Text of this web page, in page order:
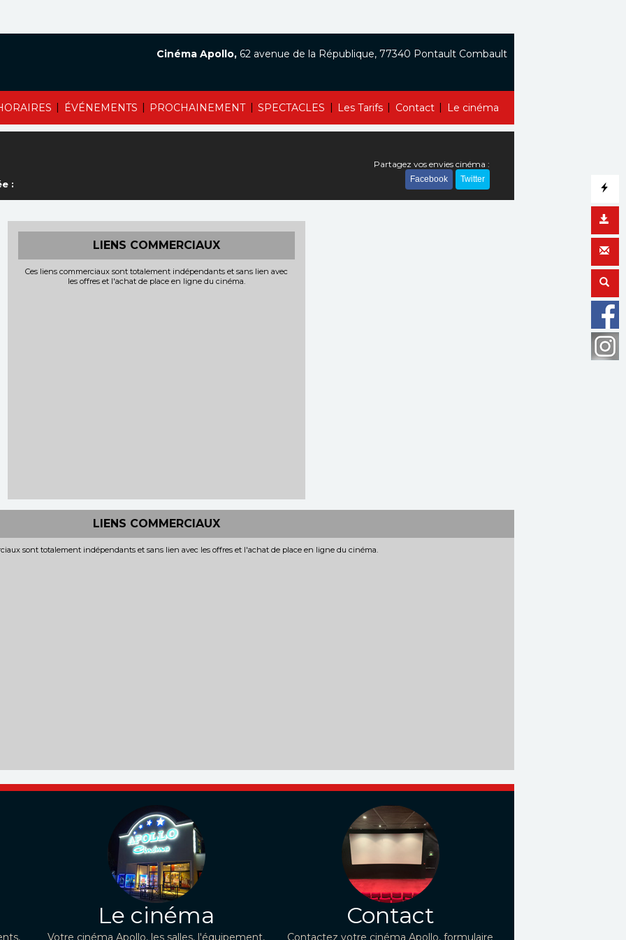
| ÉVÉNEMENTS | PROCHAINEMENT | SPECTACLES | Les Tarifs | Contact | Le cinéma
Cinéma Apollo, 62 avenue de la République, 77340 Pontault Combault
:
Partagez vos envies cinéma :
Facebook Twitter
LIENS COMMERCIAUX
Ces liens commerciaux sont totalement indépendants et sans lien avec
les offres et l'achat de place en ligne du cinéma.
LIENS COMMERCIAUX
sont totalement indépendants et sans lien avec les offres et l'achat de place en ligne du cinéma.
Le cinéma
Votre cinéma Apollo, les salles, l'équipement,
Contact
Contactez votre cinéma Apollo, formulaire